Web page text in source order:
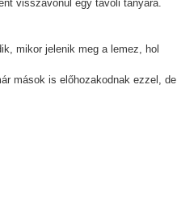
visszavonul egy távoli tanyára.
mikor jelenik meg a lemez, hol
mások is előhozakodnak ezzel, de